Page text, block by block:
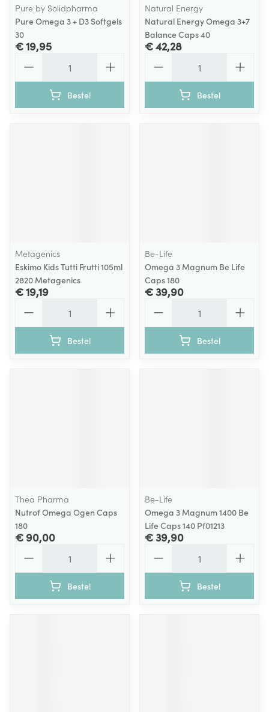
Pure by Solidpharma
Pure Omega 3 + D3 Softgels
30
€ 19,95
Bestel
Natural Energy
Natural Energy Omega 3+7
Balance Caps 40
€ 42,28
Bestel
Metagenics
Eskimo Kids Tutti Frutti 105ml
2820 Metagenics
€ 19,19
Bestel
Be-Life
Omega 3 Magnum Be Life
Caps 180
€ 39,90
Bestel
Thea Pharma
Nutrof Omega Ogen Caps
180
€ 90,00
Bestel
Be-Life
Omega 3 Magnum 1400 Be
Life Caps 140 Pf01213
€ 39,90
Bestel